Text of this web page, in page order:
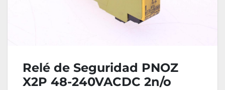
Relé de Seguridad PNOZ
X2P 48-240VACDC 2n/o